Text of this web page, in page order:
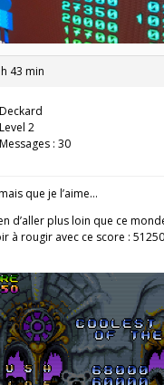
43 min
Deckard
Level 2
Messages : 30
que je l’aime…
d’aller plus loin que ce
à rougir avec ce score :